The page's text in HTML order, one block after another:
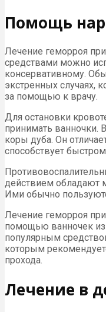
Помощь
Лечение геморроя
средствами можно
консервативному.
экстренных случаях,
за помощью к врачу.
Для остановки
принимать ванночки.
коры дуба. Он
способствует
действием обладают
Ими обычно
Лечение геморроя
помощью ванночек
популярным
которым
прохода.
Лечение в